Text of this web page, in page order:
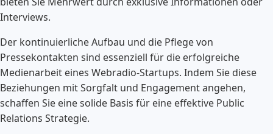
Interviews.
Der kontinuierliche Aufbau und die Pflege von
Pressekontakten sind essenziell für die erfolgreiche
Medienarbeit eines Webradio-Startups. Indem Sie diese
Beziehungen mit Sorgfalt und Engagement angehen,
schaffen Sie eine solide Basis für eine effektive Public
Relations Strategie.